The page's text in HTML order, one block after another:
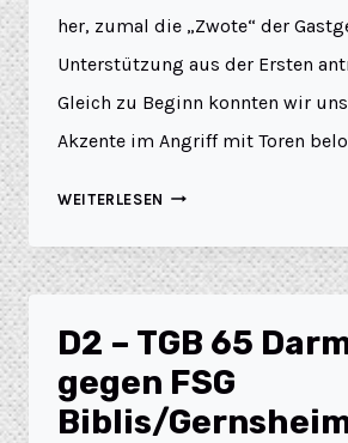
her, zumal die „Zwote“ der
Unterstützung aus der Ersten
Gleich zu Beginn konnten wir
Akzente im Angriff mit Toren
WEITERLESEN
D2 – TGB 65
gegen FSG
Biblis/